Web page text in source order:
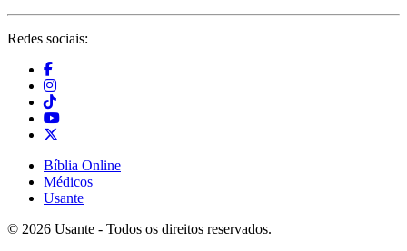
Redes sociais:
Bíblia Online
Médicos
Usante
© 2026 Usante - Todos os direitos reservados.